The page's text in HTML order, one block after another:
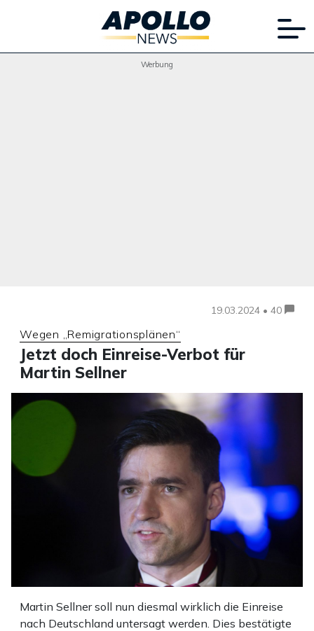
Werbung
19.03.2024 • 40
Wegen „Remigrationsplänen“
Jetzt doch Einreise-Verbot für
Martin Sellner
Martin Sellner soll nun diesmal wirklich die Einreise
nach Deutschland untersagt werden. Dies bestätigte